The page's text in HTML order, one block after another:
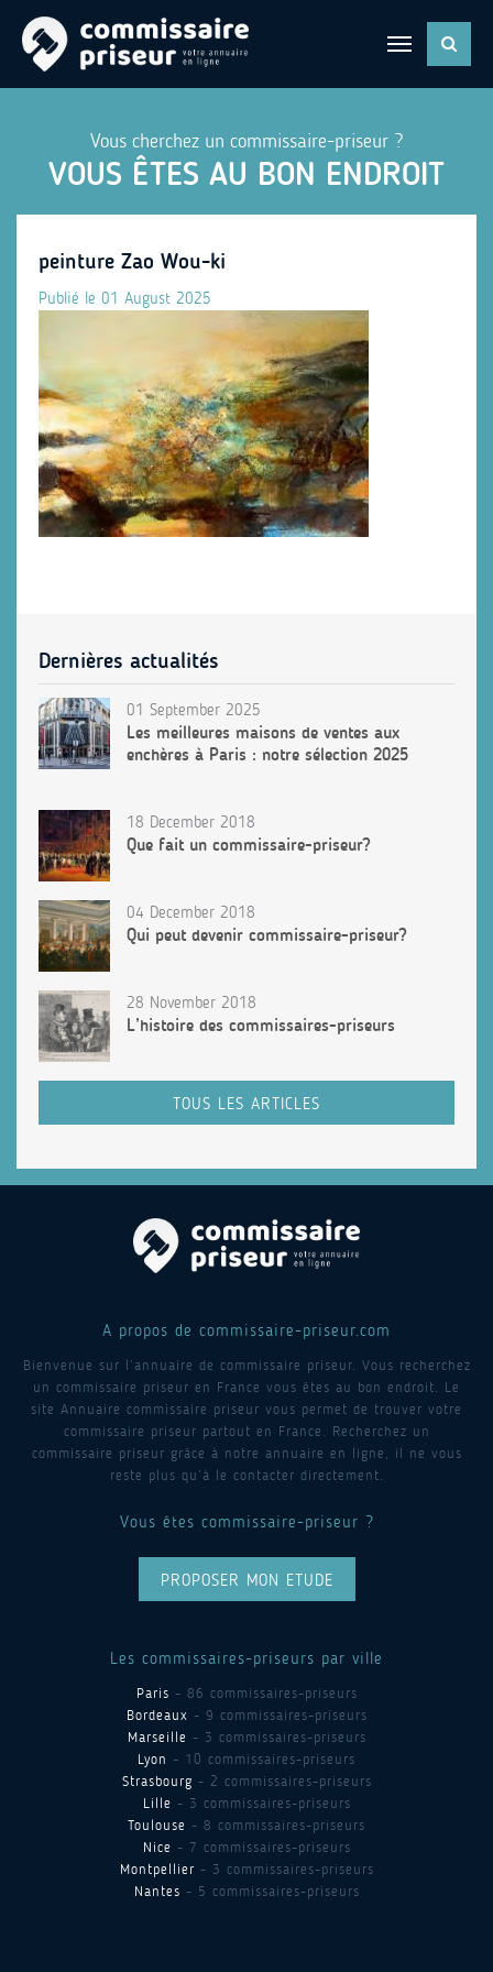
Vous cherchez un commissaire-priseur ?
VOUS ÊTES AU BON ENDROIT
peinture Zao Wou-ki
Publié le 01 August 2025
Dernières actualités
01 September 2025
Les meilleures maisons de ventes aux
enchères à Paris : notre sélection 2025
18 December 2018
Que fait un commissaire-priseur?
04 December 2018
Qui peut devenir commissaire-priseur?
28 November 2018
L’histoire des commissaires-priseurs
TOUS LES ARTICLES
A propos de commissaire-priseur.com
Bienvenue sur l’annuaire de commissaire priseur. Vous recherchez
un commissaire priseur en France vous êtes au bon endroit. Le
site Annuaire commissaire priseur vous permet de trouver votre
commissaire priseur partout en France. Recherchez un
commissaire priseur grâce à notre annuaire en ligne, il ne vous
reste plus qu’à le contacter directement.
Vous êtes commissaire-priseur ?
PROPOSER MON ETUDE
Les commissaires-priseurs par ville
Paris - 86 commissaires-priseurs
Bordeaux - 9 commissaires-priseurs
Marseille - 3 commissaires-priseurs
Lyon - 10 commissaires-priseurs
Strasbourg - 2 commissaires-priseurs
Lille - 3 commissaires-priseurs
Toulouse - 8 commissaires-priseurs
Nice - 7 commissaires-priseurs
Montpellier - 3 commissaires-priseurs
Nantes - 5 commissaires-priseurs